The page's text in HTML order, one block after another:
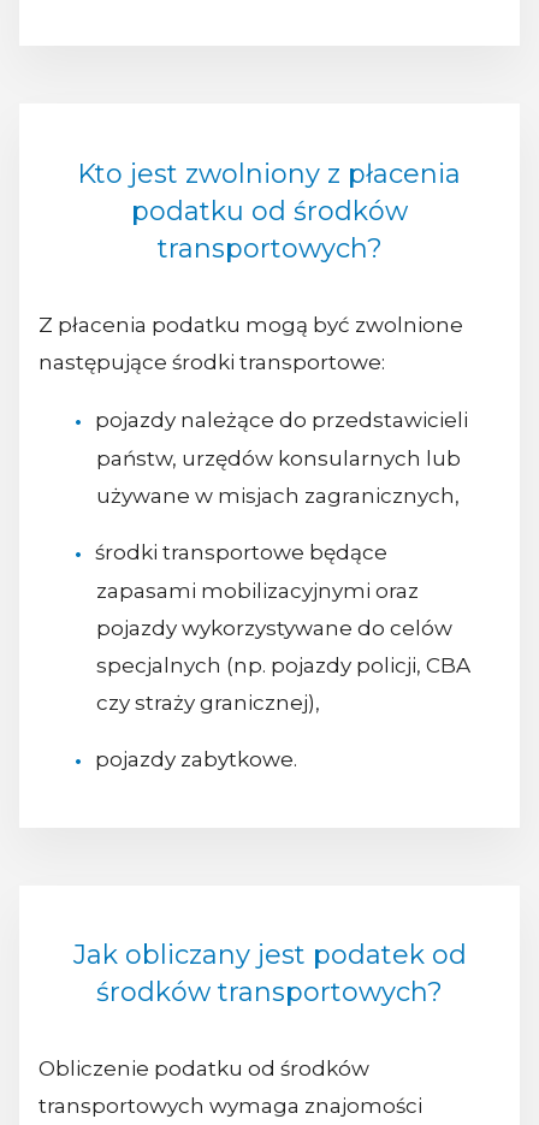
Kto jest zwolniony z płacenia
podatku od środków
transportowych?
Z płacenia podatku mogą być zwolnione
następujące środki transportowe:
pojazdy należące do przedstawicieli
państw, urzędów konsularnych lub
używane w misjach zagranicznych,
środki transportowe będące
zapasami mobilizacyjnymi oraz
pojazdy wykorzystywane do celów
specjalnych (np. pojazdy policji, CBA
czy straży granicznej),
pojazdy zabytkowe.
Jak obliczany jest podatek od
środków transportowych?
Obliczenie podatku od środków
transportowych wymaga znajomości